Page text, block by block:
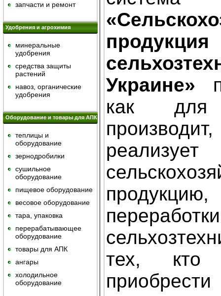
запчасти и ремонт
Удобрения и агрохимия
минеральные
удобрения
средства защиты
растений
навоз, органические
удобрения
Оборудование и товары для АПК
теплицы и
оборудование
зернодробилки
сушильное
оборудование
пищевое оборудование
весовое оборудование
тара, упаковка
перерабатывающее
оборудование
товары для АПК
ангары
холодильное
оборудование
Украине»
как
реализует
тех, кто